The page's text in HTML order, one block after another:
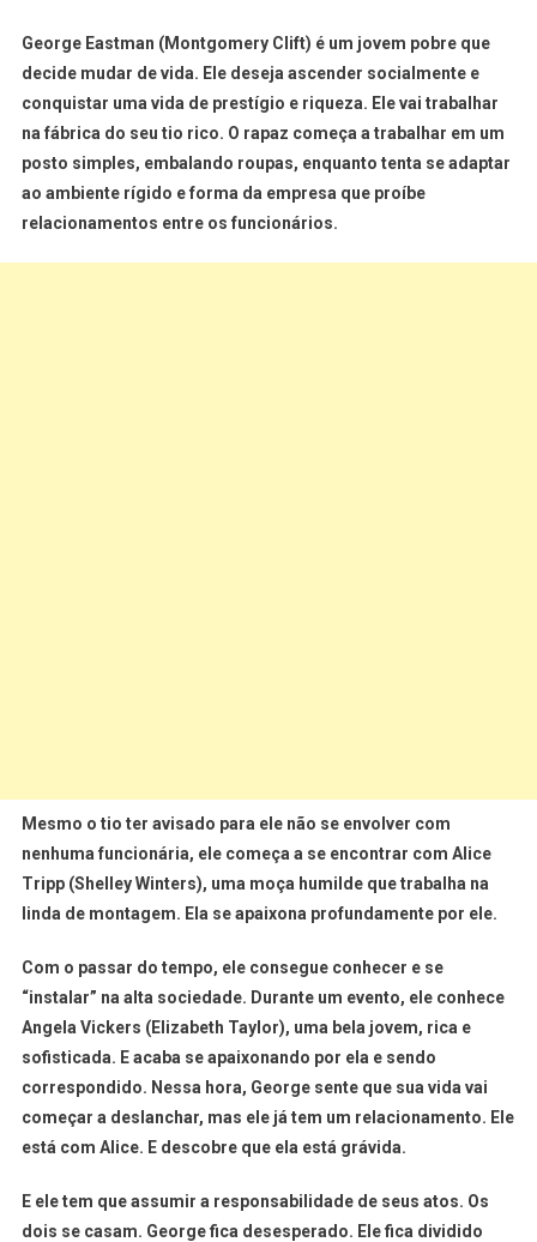
George Eastman (Montgomery Clift) é um jovem pobre que
decide mudar de vida. Ele deseja ascender socialmente e
conquistar uma vida de prestígio e riqueza. Ele vai trabalhar
na fábrica do seu tio rico. O rapaz começa a trabalhar em um
posto simples, embalando roupas, enquanto tenta se adaptar
ao ambiente rígido e forma da empresa que proíbe
relacionamentos entre os funcionários.
Mesmo o tio ter avisado para ele não se envolver com
nenhuma funcionária, ele começa a se encontrar com Alice
Tripp (Shelley Winters), uma moça humilde que trabalha na
linda de montagem. Ela se apaixona profundamente por ele.
Com o passar do tempo, ele consegue conhecer e se
“instalar” na alta sociedade. Durante um evento, ele conhece
Angela Vickers (Elizabeth Taylor), uma bela jovem, rica e
sofisticada. E acaba se apaixonando por ela e sendo
correspondido. Nessa hora, George sente que sua vida vai
começar a deslanchar, mas ele já tem um relacionamento. Ele
está com Alice. E descobre que ela está grávida.
E ele tem que assumir a responsabilidade de seus atos. Os
dois se casam. George fica desesperado. Ele fica dividido